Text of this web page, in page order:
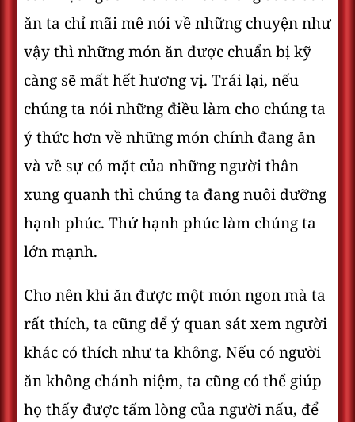
ăn ta chỉ mãi mê nói về những chuyện như
vậy thì những món ăn được chuẩn bị kỹ
càng sẽ mất hết hương vị. Trái lại, nếu
chúng ta nói những điều làm cho chúng ta
ý thức hơn về những món chính đang ăn
và về sự có mặt của những người thân
xung quanh thì chúng ta đang nuôi dưỡng
hạnh phúc. Thứ hạnh phúc làm chúng ta
lớn mạnh.
Cho nên khi ăn được một món ngon mà ta
rất thích, ta cũng để ý quan sát xem người
khác có thích như ta không. Nếu có người
ăn không chánh niệm, ta cũng có thể giúp
họ thấy được tấm lòng của người nấu, để